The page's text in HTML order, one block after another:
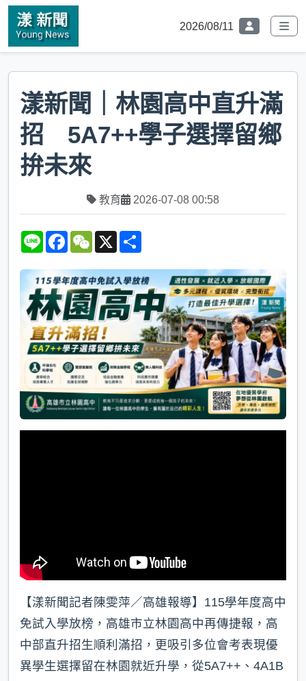
2026/08/11
漾新聞｜林園高中直升滿
招 5A7++學子選擇留鄉
拚未來
教育 2026-07-08 00:58
L
e
F
e
b
o
o
k
W
h
a
t
X
r
e
【漾新聞記者陳雯萍／高雄報導】115學年度高中
免試入學放榜，高雄市立林園高中再傳捷報，高
中部直升招生順利滿招，更吸引多位會考表現優
異學生選擇留在林園就近升學，從5A7++、4A1B